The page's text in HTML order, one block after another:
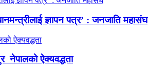
ज्ञापन पत्र’ : जनजाति महासंघ
नेपालको ऐक्यवद्धता